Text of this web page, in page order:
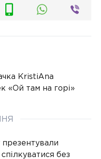
KristiAna
«Ой там на горі»
презентували
без